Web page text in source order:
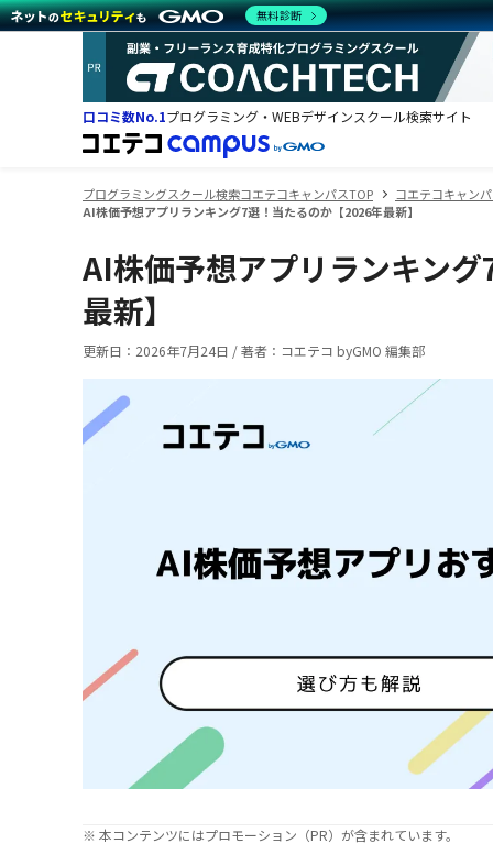
口コミ数No.1プログラミング・WEBデザインスクール検索サイト
プログラミングスクール検索コエテコキャンパスTOP
コエテコキャン
AI株価予想アプリランキング7選！当たるのか【2026年最新】
AI株価予想アプリランキン
最新】
更新日： 2026年7月24日 /著者：コエテコ byGMO 編集部
※ 本コンテンツにはプロモーション（PR）が含まれています。
無料診断